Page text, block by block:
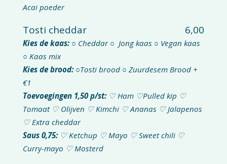
Acai poeder
Tosti cheddar 6,00
Kies de kaas: ○ Cheddar ○ Jong kaas ○ Vegan kaas
○ Kaas mix
Kies de brood: ○Tosti brood ○ Zuurdesem Brood +
€1
Toevoegingen 1,50 p/st:♡ Ham ♡Pulled kip ♡
Tomaat ♡ Olijven ♡ Kimchi ♡ Ananas ♡ Jalapenos
♡ Extra cheddar
Saus 0,75:♡ Ketchup ♡ Mayo ♡ Sweet chili ♡
Curry-mayo ♡ Mosterd